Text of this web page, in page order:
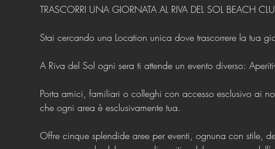
TRASCORRI UNA GIORNATA AL RIVA DEL SOL BEACH
Stai cercando una Location unica dove trascorrere la tua
A Riva del Sol ogni sera ti attende un evento diverso:
Porta amici, familiari o colleghi con accesso esclusivo ai
che ogni area è esclusivamente tua.
Offre cinque splendide aree per eventi, ognuna con stile,